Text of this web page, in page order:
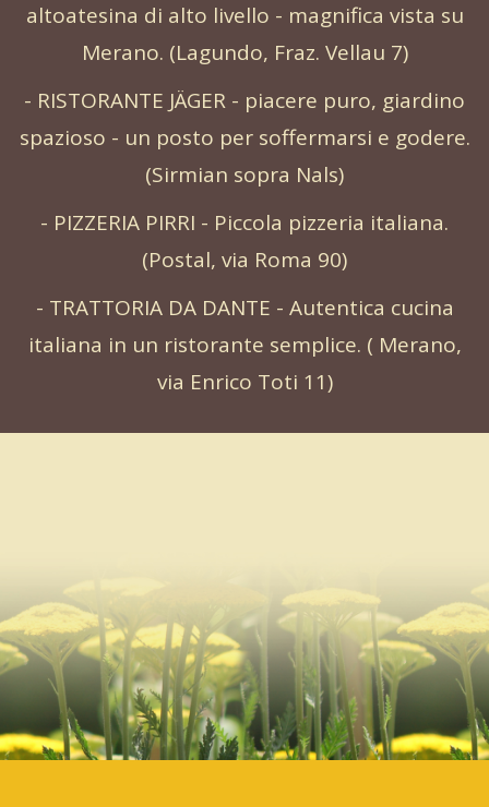
altoatesina di alto livello - magnifica vista su
Merano. (Lagundo, Fraz. Vellau 7)
- RISTORANTE JÄGER - piacere puro, giardino
spazioso - un posto per soffermarsi e godere.
(Sirmian sopra Nals)
- PIZZERIA PIRRI - Piccola pizzeria italiana.
(Postal, via Roma 90)
- TRATTORIA DA DANTE - Autentica cucina
italiana in un ristorante semplice. ( Merano,
via Enrico Toti 11)